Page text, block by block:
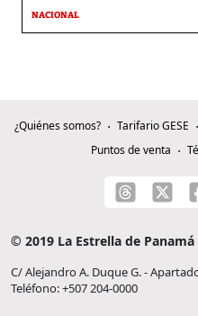
NACIONAL
¿Quiénes somos? Tarifario GESE
Puntos de venta
© 2019 La Estrella de Panamá
C/ Alejandro A. Duque G. -
Teléfono: +507 204-0000